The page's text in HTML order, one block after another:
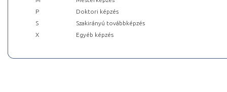
P
Doktori képzés
S
Szakirányú továbbképzés
X
Egyéb képzés